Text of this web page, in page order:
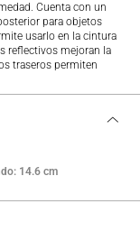
Cuenta con un
para objetos
usarlo en la cintura
reflectivos mejoran la
traseros permiten
14.6 cm